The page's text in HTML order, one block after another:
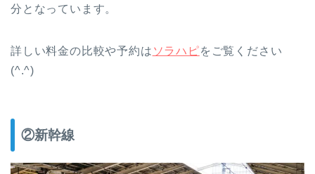
分となっています。
詳しい料金の比較や予約は ソラハピをご覧ください
(^.^)
②新幹線